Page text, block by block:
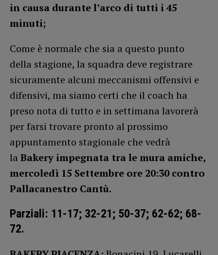
in causa durante l’arco di tutti i 45
minuti;
Come è normale che sia a questo punto
della stagione, la squadra deve registrare
sicuramente alcuni meccanismi offensivi e
difensivi, ma siamo certi che il coach ha
preso nota di tutto e in settimana lavorerà
per farsi trovare pronto al prossimo
appuntamento stagionale che vedrà
la Bakery impegnata tra le mura amiche,
mercoledì 15 Settembre ore 20:30 contro
Pallacanestro Cantù.
Parziali: 11-17; 32-21; 50-37; 62-62; 68-
72.